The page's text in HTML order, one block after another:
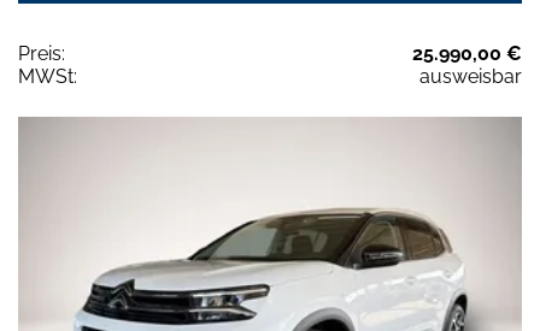
Preis:
25.990,00 €
MWSt:
ausweisbar